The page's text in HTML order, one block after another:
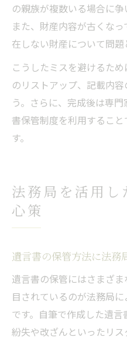
の親族が複数いる場合に争
また、財産内容が古くな
在しない財産について問題
こうしたミスを避けるた
のリストアップ、記載内
う。さらに、完成後は専
書保管制度を利用するこ
す。
法務局を活用し
心策
遺言書の保管方法に法務
遺言書の保管にはさまざ
目されているのが法務局
です。自筆で作成した遺言
紛失や改ざんといったリ